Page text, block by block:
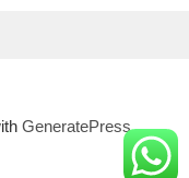
GeneratePress